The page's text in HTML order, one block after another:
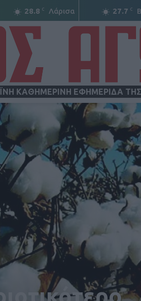
28.8 C Λάρισα 27.7 C
ΚΑΘΗΜΕΡΙΝΗ ΕΦΗΜΕΡΙΔΑ
ΝΕΟΣ
ΑΓΩΝ